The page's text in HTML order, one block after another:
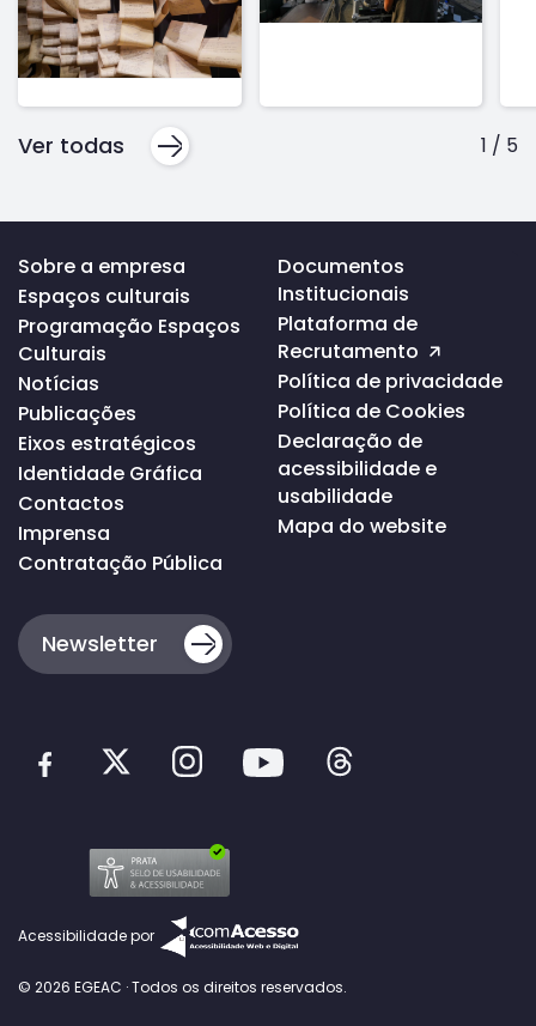
1 / 5
Ver todas
Voltar
ao
topo
da
página
Sobre a empresa
Espaços culturais
Programação Espaços
Culturais
Notícias
Publicações
Eixos estratégicos
Identidade Gráfica
Contactos
Imprensa
Contratação Pública
Documentos
Institucionais
Plataforma de
Recrutamento
Política de privacidade
Política de Cookies
Declaração de
acessibilidade e
usabilidade
Mapa do website
Newsletter
© 2026 EGEAC · Todos os direitos reservados.
Acessibilidade por